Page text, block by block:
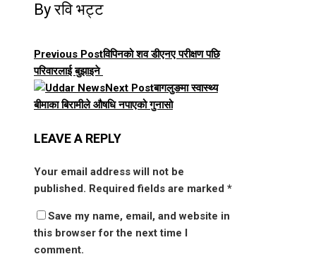
By रवि भट्ट
Previous Postविपिनको शव डीएनए परीक्षण पछि
परिवारलाई बुझाइने
Next Postबागलुङमा स्वास्थ्य
बीमाका बिरामीले औषधि नपाएको गुनासो
LEAVE A REPLY
Your email address will not be
published. Required fields are marked *
Save my name, email, and website in
this browser for the next time I
comment.